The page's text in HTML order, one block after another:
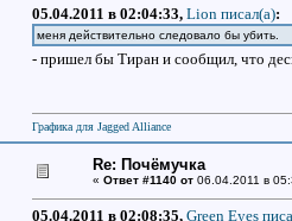
05.04.2011 в 02:04:33, Lion писал(a):
меня действительно следовало бы убить.
- пришел бы Тиран и сообщил, что
Графика для Jagged Alliance
Re: Почёмучка
« Ответ #1140 от06.04.2011 в
05.04.2011 в 02:08:35, Green Eyes